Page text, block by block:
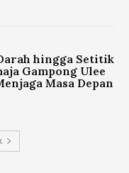
hingga Setitik
Gampong Ulee
Masa Depan